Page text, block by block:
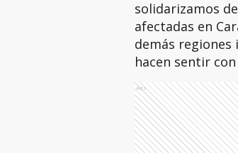
solidarizamos
afectadas en
demás
hacen sentir
Ads